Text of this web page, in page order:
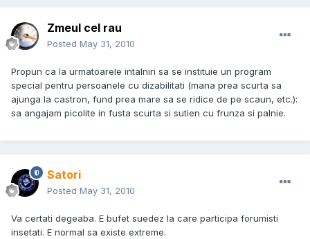
Zmeul cel rau
Posted May 31, 2010
Propun ca la urmatoarele intalniri sa se instituie un program
special pentru persoanele cu dizabilitati (mana prea scurta sa
ajunga la castron, fund prea mare sa se ridice de pe scaun, etc.):
sa angajam picolite in fusta scurta si sutien cu frunza si palnie.
Satori
Posted May 31, 2010
Va certati degeaba. E bufet suedez la care participa forumisti
insetati. E normal sa existe extreme.